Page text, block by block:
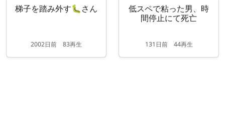
梯子を踏み外す🐛さん
2002日前 83再生
低スペで粘った男、時
間停止にて死亡
131 日前44再生